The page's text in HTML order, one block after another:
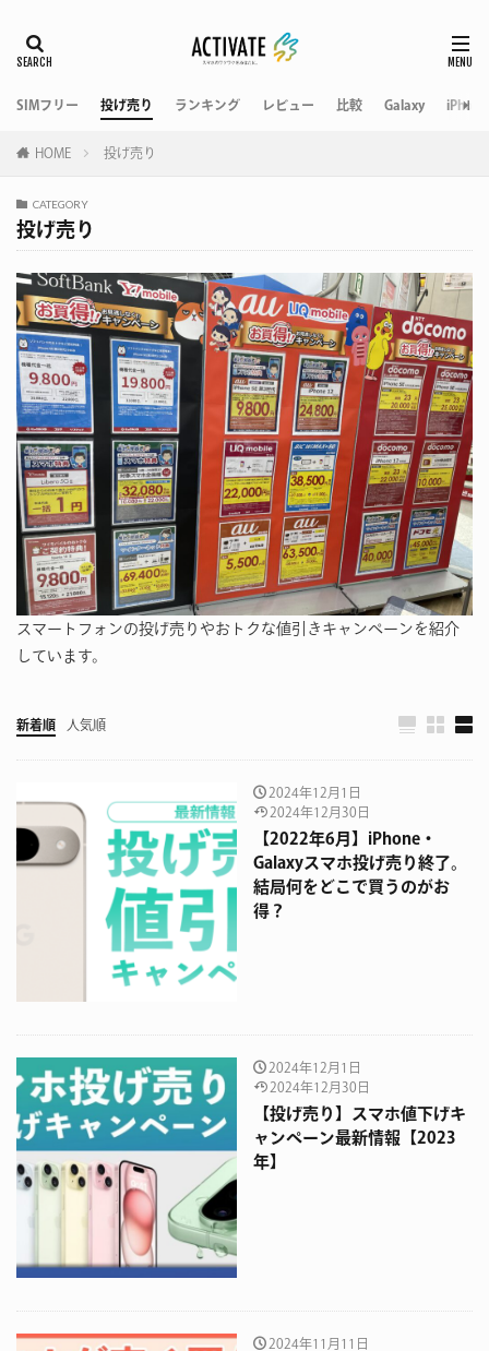
SIMフリー 投げ売り ランキング レビュー 比較 Galaxy iPhone
HOME 投げ売り
CATEGORY
投げ売り
スマートフォンの投げ売りやおトクな値引きキャンペーンを紹介
しています。
新着順 人気順
2024年12月1日
2024年12月30日
【2022年6月】iPhone・
Galaxyスマホ投げ売り終了。
結局何をどこで買うのがお
得？
2024年12月1日
2024年12月30日
【投げ売り】スマホ値下げキ
ャンペーン最新情報【2023
年】
2024年11月11日